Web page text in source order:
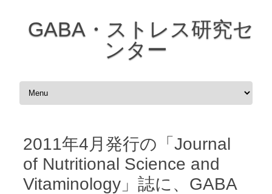
GABA・ストレス研究セ
ンター
コンテンツへスキップ
2011年4月発行の「Journal
of Nutritional Science and
Vitaminology」誌に、GABA